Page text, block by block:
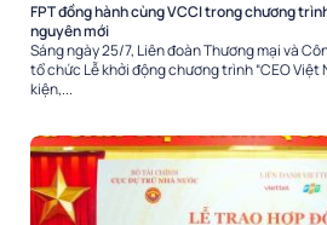
FPT đồng hành cùng VCCI trong chương
nguyên mới
Sáng ngày 25/7, Liên đoàn Thương mại và
tổ chức Lễ khởi động chương trình “CEO Việt
kiện,...